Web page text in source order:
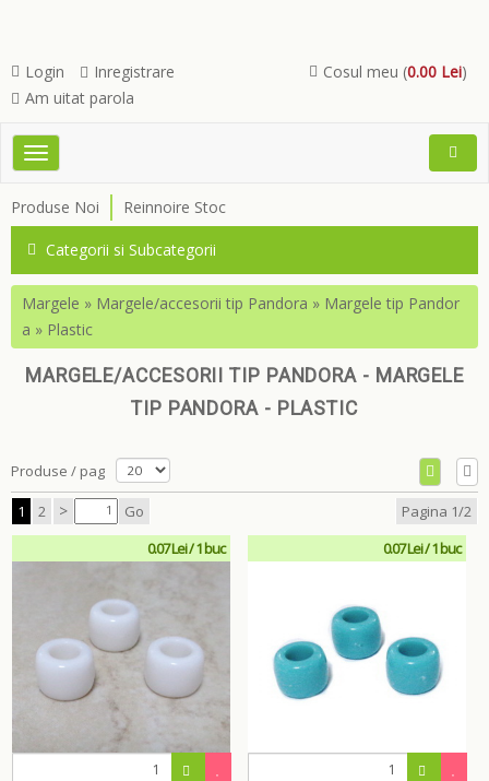
Cosul meu (0.00 Lei)
Login
Inregistrare
Am uitat parola
Toggle
Open
Produse Noi Reinnoire Stoc
Categorii si Subcategorii
Margele » Margele/accesorii tip Pandora » Margele tip Pandor
a » Plastic
MARGELE/ACCESORII TIP PANDORA - MARGELE
TIP PANDORA - PLASTIC
Produse / pag
1 2 > Go
Pagina 1/2
0.07 Lei / 1 buc
0.07 Lei / 1 buc